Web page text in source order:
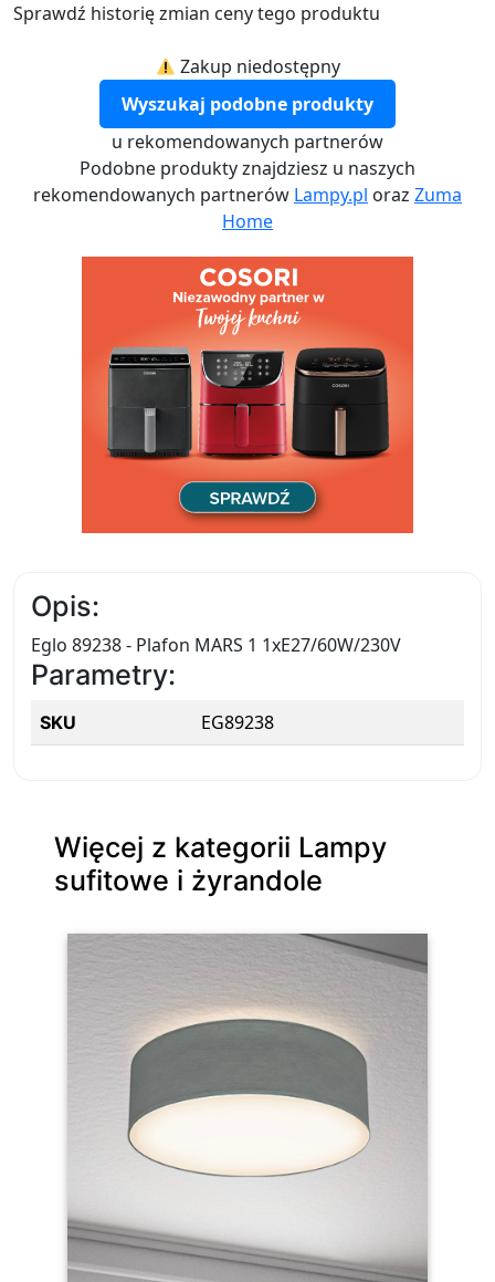
Sprawdź historię zmian ceny tego produktu
Zakup niedostępny
Wyszukaj podobne produkty
u rekomendowanych partnerów
Podobne produkty znajdziesz u naszych
rekomendowanych partnerów Lampy.pl oraz Zuma
Home
Opis:
Eglo 89238 - Plafon MARS 1 1xE27/60W/230V
Parametry:
SKU EG89238
Więcej z kategorii Lampy
sufitowe i żyrandole